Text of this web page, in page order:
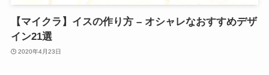
【マイクラ】イスの作り方 – オシャレなおすすめデザ
イン21選
2020年4月23日